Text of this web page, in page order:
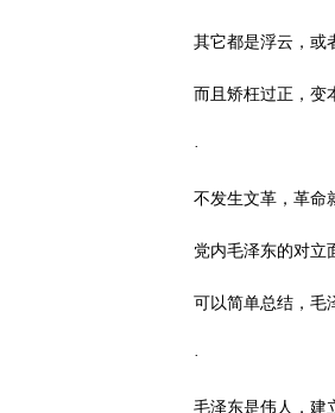
其它都是浮云，或
而且矫枉过正，变
·
不发生文革，革命
党内毛泽东的对立
可以简单总结，毛
·
毛泽东是伟人，建